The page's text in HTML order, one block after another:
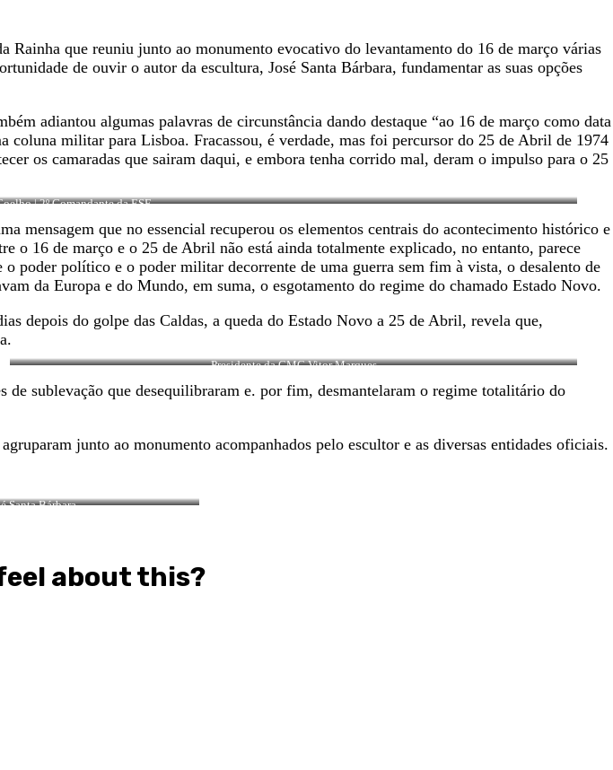
que reuniu junto ao monumento evocativo do levantamento do 16 de março várias
de ouvir o autor da escultura, José Santa Bárbara, fundamentar as suas opções
adiantou algumas palavras de circunstância dando destaque “ao 16 de março como data
militar para Lisboa. Fracassou, é verdade, mas foi percursor do 25 de Abril de 1974
os camaradas que sairam daqui, e embora tenha corrido mal, deram o impulso para o 25
| 2º Comandante da ESE
mensagem que no essencial recuperou os elementos centrais do acontecimento histórico e
o 16 de março e o 25 de Abril não está ainda totalmente explicado, no entanto, parece
poder político e o poder militar decorrente de uma guerra sem fim à vista, o desalento de
da Europa e do Mundo, em suma, o esgotamento do regime do chamado Estado Novo.
depois do golpe das Caldas, a queda do Estado Novo a 25 de Abril, revela que,
Presidente da CMC Vitor Marques
sublevação que desequilibraram e. por fim, desmantelaram o regime totalitário do
junto ao monumento acompanhados pelo escultor e as diversas entidades oficiais.
Santa Bárbara
about this?